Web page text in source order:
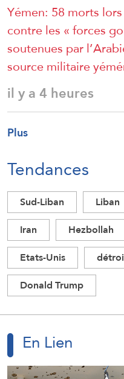
Yémen: 58 morts
contre les « forces
soutenues par
source militaire
il y a 4 heures
Plus
Tendances
Sud-Liban Liban
Iran
Hezbollah
Etats-Unis
Donald Trump
En Lien